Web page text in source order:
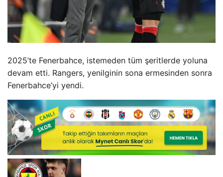
2025’te Fenerbahce, istemeden tüm şeritlerde yoluna
devam etti. Rangers, yenilginin sona ermesinden sonra
Fenerbahce’yi yendi.